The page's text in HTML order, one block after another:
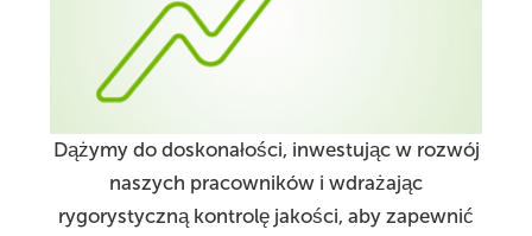
Dążymy do doskonałości, inwestując w rozwój
naszych pracowników i wdrażając
rygorystyczną kontrolę jakości, aby zapewnić